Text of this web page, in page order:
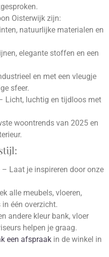
Oisterwijk zijn:
natuurlijke materialen en
elegante stoffen en een
en met een vleugje
sfeer.
Licht, luchtig en tijdloos met
woontrends van 2025 en
– Laat je inspireren door onze
alle meubels, vloeren,
één overzicht.
andere kleur bank, vloer
helpen je graag.
een afspraak in de winkel in